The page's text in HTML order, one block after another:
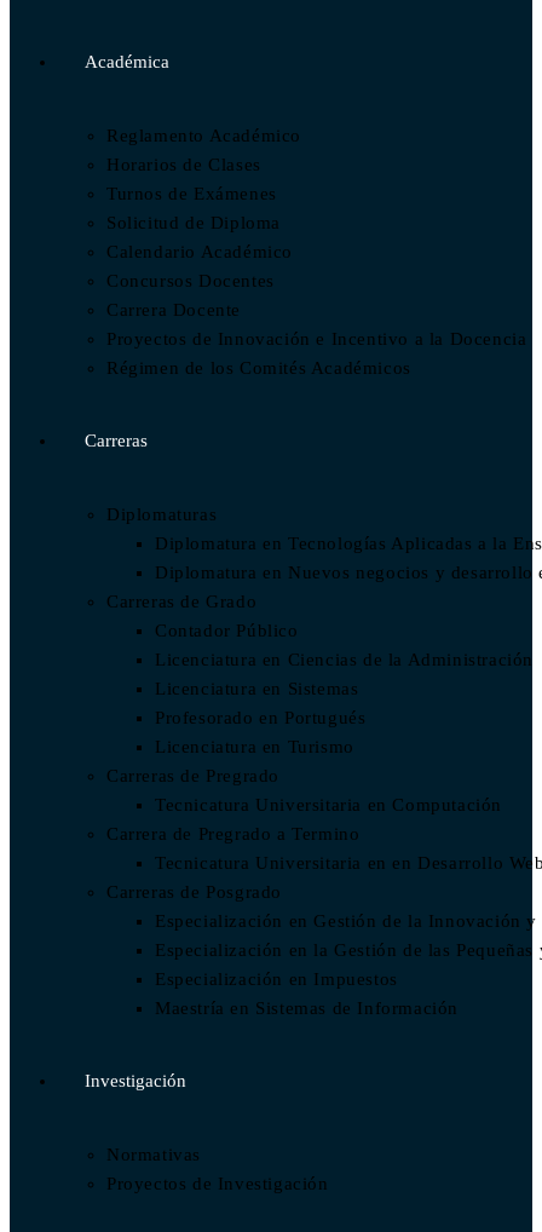
Académica
Reglamento Académico
Horarios de Clases
Turnos de Exámenes
Solicitud de Diploma
Calendario Académico
Concursos Docentes
Carrera Docente
Proyectos de Innovación e Incentivo a la Docencia
Régimen de los Comités Académicos
Carreras
Diplomaturas
Diplomatura en Tecnologías Aplicadas a la
Diplomatura en Nuevos negocios y desarrollo
Carreras de Grado
Contador Público
Licenciatura en Ciencias de la Administración
Licenciatura en Sistemas
Profesorado en Portugués
Licenciatura en Turismo
Carreras de Pregrado
Tecnicatura Universitaria en Computación
Carrera de Pregrado a Termino
Tecnicatura Universitaria en en Desarrollo
Carreras de Posgrado
Especialización en Gestión de la Innovación
Especialización en la Gestión de las
Especialización en Impuestos​
Maestría en Sistemas de Información
Investigación
Normativas
Proyectos de Investigación